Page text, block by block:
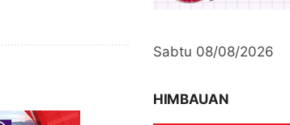
Sabtu 08/08/2026
HIMBAUAN